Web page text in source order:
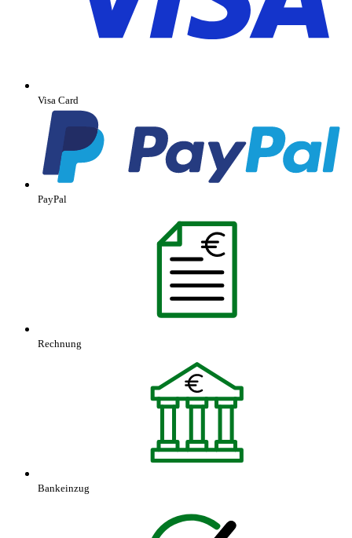
Visa Card
PayPal
Rechnung
Bankeinzug